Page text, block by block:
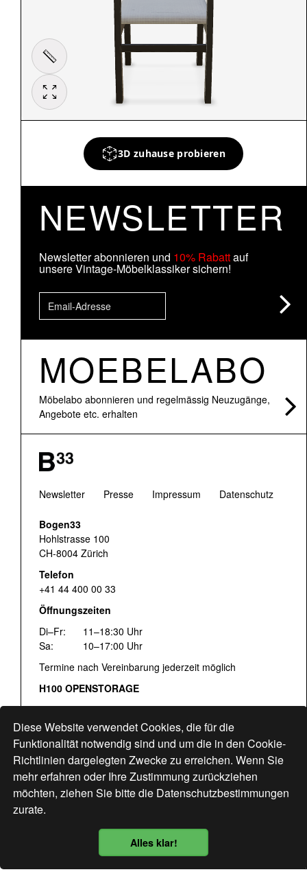
Datenschutzbestimmung
Diese Website verwendet Cookies, die für die
Funktionalität notwendig sind und um die in den Cookie-
Richtlinien dargelegten Zwecke zu erreichen. Wenn Sie
mehr erfahren oder Ihre Zustimmung zurückziehen
möchten, ziehen Sie bitte die Datenschutzbestimmungen
zurate.
Alles klar!
3D zuhause probieren
NEWSLETTER
Newsletter abonnieren und 10% Rabattauf
unsere Vintage-Möbelklassiker sichern!
MOEBELABO
Möbelabo abonnieren und regelmässig Neuzugänge,
Angebote etc. erhalten
Newsletter Presse Impressum Datenschutz
Bogen33
Hohlstrasse 100
CH-8004 Zürich
Telefon
+41 44 400 00 33
Öffnungszeiten
Di–Fr:
11–18:30 Uhr
Sa:
10–17:00 Uhr
Termine nach Vereinbarung jederzeit möglich
H100 OPENSTORAGE
Fr:
16:00–18:30 Uhr
Sa: 12:00–17:00 Uhr
Hohlstrasse 122
www.bogen33.ch